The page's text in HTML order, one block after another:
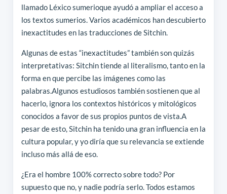
llamado Léxico sumerioque ayudó a ampliar el acceso a
los textos sumerios. Varios académicos han descubierto
inexactitudes en las traducciones de Sitchin.
Algunas de estas “inexactitudes” también son quizás
interpretativas: Sitchin tiende al literalismo, tanto en la
forma en que percibe las imágenes como las
palabras.Algunos estudiosos también sostienen que al
hacerlo, ignora los contextos históricos y mitológicos
conocidos a favor de sus propios puntos de vista.A
pesar de esto, Sitchin ha tenido una gran influencia en la
cultura popular, y yo diría que su relevancia se extiende
incluso más allá de eso.
¿Era el hombre 100% correcto sobre todo? Por
supuesto que no, y nadie podría serlo. Todos estamos